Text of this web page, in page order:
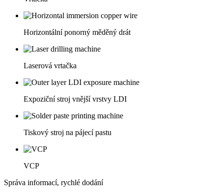
Horizontální ponorný měděný drát
Laserová vrtačka
Expoziční stroj vnější vrstvy LDI
Tiskový stroj na pájecí pastu
VCP
Správa informací, rychlé dodání